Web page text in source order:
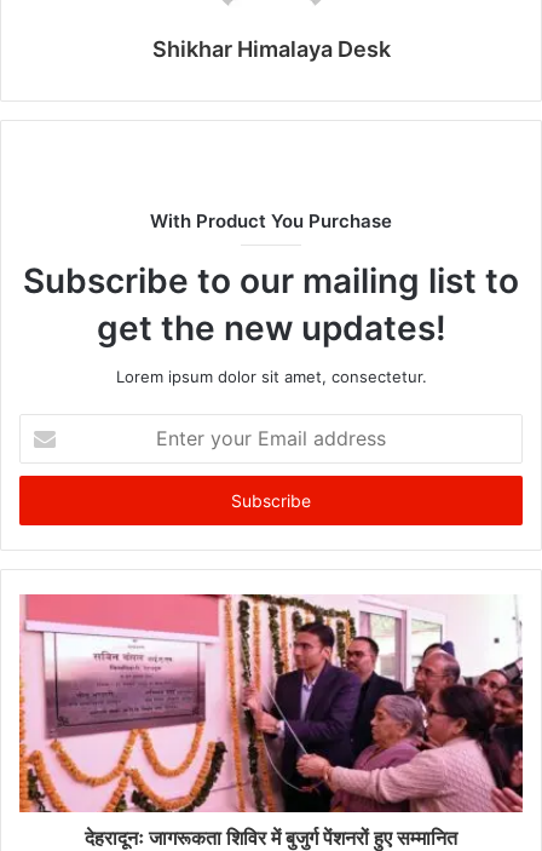
Shikhar Himalaya Desk
With Product You Purchase
Subscribe to our mailing list to
get the new updates!
Lorem ipsum dolor sit amet, consectetur.
your
Email
देहरादूनः जागरूकता शिविर में बुजुर्ग पेंशनरों हुए सम्मानित